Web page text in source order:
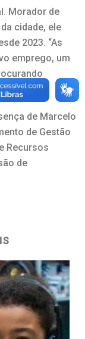
Morador de
cidade, ele
2023. “As
emprego, um
de Marcelo
de Gestão
Recursos
de